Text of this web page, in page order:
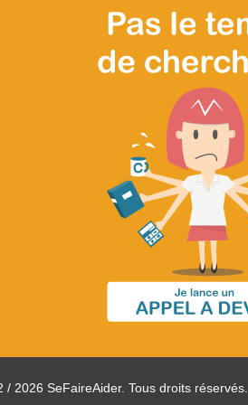
/ 2026 SeFaireAider. Tous droits réservés.